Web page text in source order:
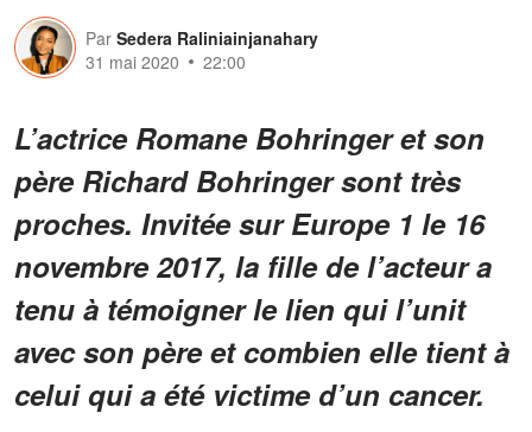
Par Sedera Raliniainjanahary
31 mai 2020
22:00
L’actrice Romane Bohringer et son
père Richard Bohringer sont très
proches. Invitée sur Europe 1 le 16
novembre 2017, la fille de l’acteur a
tenu à témoigner le lien qui l’unit
avec son père et combien elle tient à
celui qui a été victime d’un cancer.